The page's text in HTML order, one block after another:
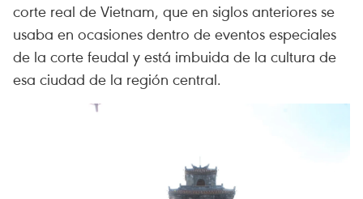
corte real de Vietnam, que en siglos anteriores se
usaba en ocasiones dentro de eventos especiales
de la corte feudal y está imbuida de la cultura de
esa ciudad de la región central.